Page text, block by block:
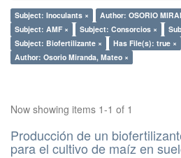
Subject: Inoculants ×
Author: OSORIO
Subject: AMF ×
Subject: Consorcios ×
Subject: Biofertilizante ×
Has File(s): true ×
Author: Osorio Miranda, Mateo ×
Now showing items 1-1 of 1
Producción de un
para el cultivo de maíz en